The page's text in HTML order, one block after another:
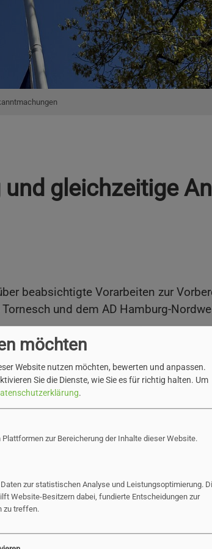
gleichzeitige
beabsichtigte Vorarbeiten zur
und dem AD Hamburg-
möchten
Website nutzen möchten, bewerten und anpassen.
Sie die Dienste, wie Sie es für richtig halten. Um
.
zur Bereicherung der Inhalte dieser Website.
zur statistischen Analyse und Leistungsoptimierung.
Website-Besitzern dabei, fundierte Entscheidungen zur
zu treffen.